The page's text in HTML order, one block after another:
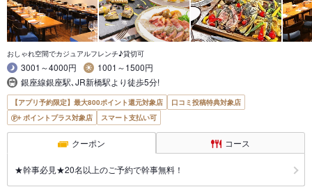
おしゃれ空間でカジュアルフレンチ♪貸切可
3001～4000円
1001～1500円
銀座線銀座駅､JR新橋駅より徒歩5分!
【アプリ予約限定】最大800ポイント還元対象店
口コミ投稿特典対象店
ポイントプラス対象店
スマート支払い可
クーポン コース
★幹事必見★20名以上のご予約で幹事無料！